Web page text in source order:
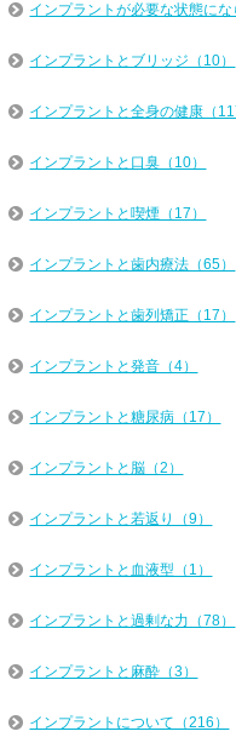
インプラントが必要な状態に
インプラントとブリッジ（10）
インプラントと全身の健康（
インプラントと口臭（10）
インプラントと喫煙（17）
インプラントと歯内療法（65）
インプラントと歯列矯正（17）
インプラントと発音（4）
インプラントと糖尿病（17）
インプラントと脳（2）
インプラントと若返り（9）
インプラントと血液型（1）
インプラントと過剰な力（78）
インプラントと麻酔（3）
インプラントについて（216）